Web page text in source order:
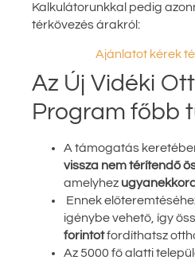
Kalkulátorunkkal pedig
térkövezés árakról:
Ajánlatot kérek
Az Új Vidéki
Program főbb
A támogatás
vissza nem térítendő
amelyhez
Ennek
igénybe vehető, így
forintotfordíthatsz
Az 5000 fő alatti